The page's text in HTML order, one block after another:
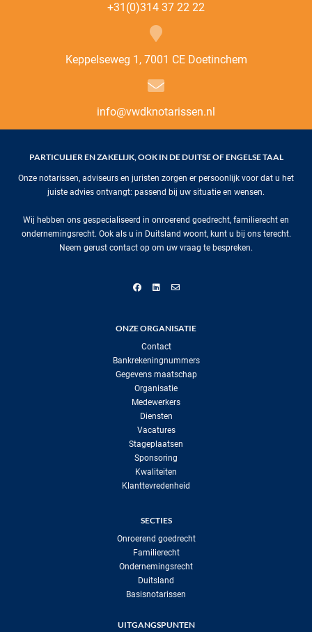
+31(0)314 37 22 22
Keppelseweg 1, 7001 CE Doetinchem
info@vwdknotarissen.nl
PARTICULIER EN ZAKELIJK, OOK IN DE DUITSE OF ENGELSE TAAL
Onze notarissen, adviseurs en juristen zorgen er persoonlijk voor dat u het
juiste advies ontvangt: passend bij uw situatie en wensen.
Wij hebben ons gespecialiseerd in onroerend goedrecht, familierecht en
ondernemingsrecht. Ook als u in Duitsland woont, kunt u bij ons terecht.
Neem gerust contact op om uw vraag te bespreken.
ONZE ORGANISATIE
Contact
Bankrekeningnummers
Gegevens maatschap
Organisatie
Medewerkers
Diensten
Vacatures
Stageplaatsen
Sponsoring
Kwaliteiten
Klanttevredenheid
SECTIES
Onroerend goedrecht
Familierecht
Ondernemingsrecht
Duitsland
Basisnotarissen
UITGANGSPUNTEN